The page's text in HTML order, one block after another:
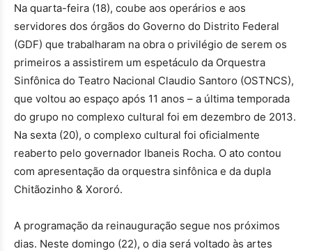
Na quarta-feira (18), coube aos operários e aos
servidores dos órgãos do Governo do Distrito Federal
(GDF) que trabalharam na obra o privilégio de serem os
primeiros a assistirem um espetáculo da Orquestra
Sinfônica do Teatro Nacional Claudio Santoro (OSTNCS),
que voltou ao espaço após 11 anos – a última temporada
do grupo no complexo cultural foi em dezembro de 2013.
Na sexta (20), o complexo cultural foi oficialmente
reaberto pelo governador Ibaneis Rocha. O ato contou
com apresentação da orquestra sinfônica e da dupla
Chitãozinho & Xororó.
A programação da reinauguração segue nos próximos
dias. Neste domingo (22), o dia será voltado às artes